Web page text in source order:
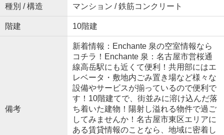
種別 / 構造 マンション / 鉄筋コンクリート
階建 10階建
備考
新着情報：Enchante 泉の空室情報なら
コチラ！Enchante 泉：名古屋市営桜通
線高岳駅にも近くて便利！共用部にはエ
レベータ・敷地内ごみ置き場など様々な
設備やサービスが揃っているので便利で
す！10階建てで、街並みに溶け込んだ落
ち着いた建物！陽射し溢れる物件で過ご
してみませんか！名古屋市東区エリアに
ある賃貸情報のことなら、地域に密着し